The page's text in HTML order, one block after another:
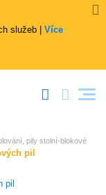
služeb | Více
pily stolní-blokové
pil